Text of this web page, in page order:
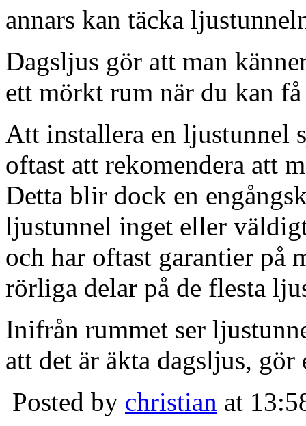
annars kan täcka
Dagsljus gör att man
ett mörkt rum när du kan
Att installera en ljustunnel
oftast att rekomendera att
Detta blir dock en
ljustunnel inget eller
och har oftast garantier på
rörliga delar på de flesta
Inifrån rummet ser
att det är äkta dagsljus,
Posted by christian at